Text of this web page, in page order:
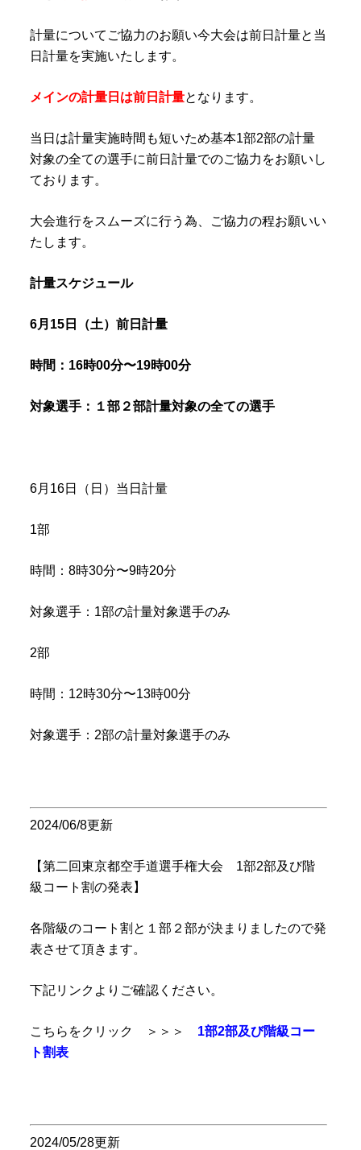
計量についてご協力のお願い今大会は前日計量と当
日計量を実施いたします。
メインの計量日は前日計量となります。
当日は計量実施時間も短いため基本1部2部の計量
対象の全ての選手に前日計量でのご協力をお願いし
ております。
大会進行をスムーズに行う為、ご協力の程お願いい
たします。
計量スケジュール
6月15日（土）前日計量
時間：16時00分〜19時00分
対象選手：１部２部計量対象の全ての選手
6月16日（日）当日計量
1部
時間：8時30分〜9時20分
対象選手：1部の計量対象選手のみ
2部
時間：12時30分〜13時00分
対象選手：2部の計量対象選手のみ
2024/06/8更新
【第二回東京都空手道選手権大会 1部2部及び階
級コート割の発表】
各階級のコート割と１部２部が決まりましたので発
表させて頂きます。
下記リンクよりご確認ください。
こちらをクリック ＞＞＞ 1部2部及び階級コー
ト割表
2024/05/28更新